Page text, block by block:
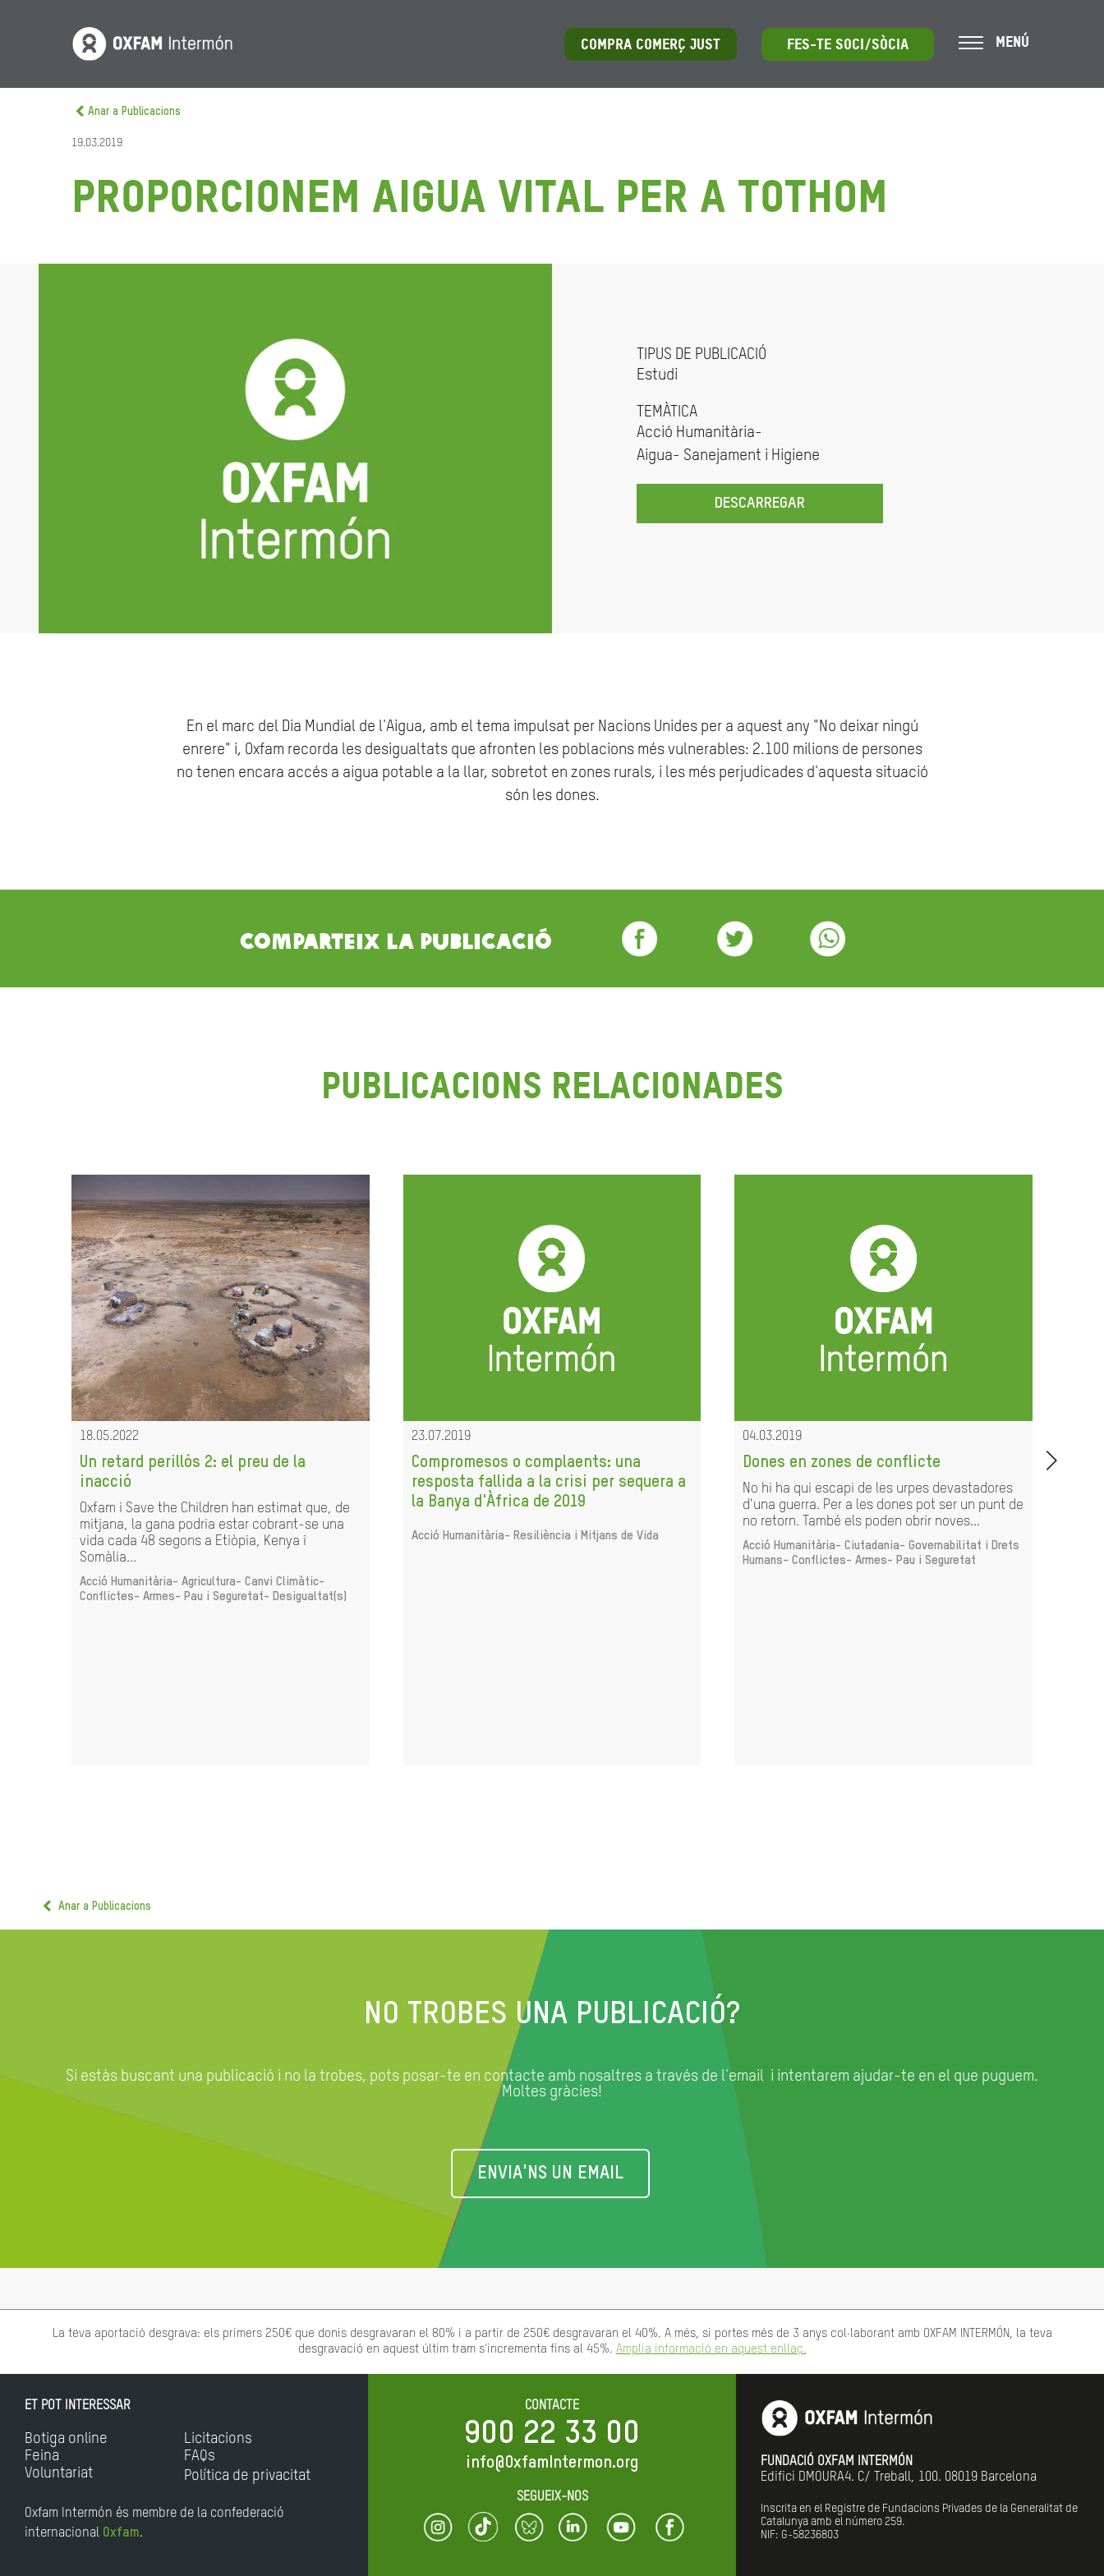
COMPRA COMERÇ JUST FES-TE SOCI/SÒCIA MENÚ
Anar a Publicacions
19.03.2019
Proporcionem aigua vital per a tothom
TIPUS DE PUBLICACIÓ
Estudi
TEMÀTICA
Acció Humanitària-
Aigua- Sanejament i Higiene
DESCARREGAR
En el marc del Dia Mundial de l'Aigua, amb el tema impulsat per Nacions Unides per a aquest any "No deixar ningú
enrere" i, Oxfam recorda les desigualtats que afronten les poblacions més vulnerables: 2.100 milions de persones
no tenen encara accés a aigua potable a la llar, sobretot en zones rurals, i les més perjudicades d'aquesta situació
són les dones.
Comparteix la publicació
Publicacions Relacionades
18.05.2022
Un retard perillós 2: el preu de la
inacció
Oxfam i Save the Children han estimat que, de
mitjana, la gana podria estar cobrant-se una
vida cada 48 segons a Etiòpia, Kenya i
Somàlia...
Acció Humanitària- Agricultura- Canvi Climàtic-
Conflictes- Armes- Pau i Seguretat- Desigualtat(s)
23.07.2019
Compromesos o complaents: una
resposta fallida a la crisi per sequera a
la Banya d'Àfrica de 2019
Acció Humanitària- Resiliència i Mitjans de Vida
04.03.2019
Dones en zones de conflicte
No hi ha qui escapi de les urpes devastadores
d'una guerra. Per a les dones pot ser un punt de
no retorn. També els poden obrir noves...
Acció Humanitària-Ciutadania- Governabilitat i Drets
Humans-Conflictes- Armes- Pau i Seguretat
Anar a Publicacions
NO TROBES UNA PUBLICACIÓ?
Si estàs buscant una publicació i no la trobes, pots posar-te en contacte amb nosaltres a través de l'email i intentarem ajudar-te en el que puguem.
Moltes gràcies!
ENVIA'NS UN EMAIL
La teva aportació desgrava: els primers 250€ que donis desgravaran el 80% i a partir de 250€ desgravaran el 40%. A més, si portes més de 3 anys col·laborant amb OXFAM INTERMÓN, la teva
desgravació en aquest últim tram s'incrementa fins al 45%. Amplia informació en aquest enllaç.
ET POT INTERESSAR
Botiga online
Feina
Voluntariat
Licitacions
FAQs
Política de privacitat
Oxfam Intermón és membre de la confederació
internacional Oxfam.
CONTACTE
900 22 33 00
info@OxfamIntermon.org
SEGUEIX-NOS
FUNDACIÓ OXFAM INTERMÓN
Edifici DMOURA4. C/ Treball, 100. 08019 Barcelona
Inscrita en el Registre de Fundacions Privades de la Generalitat de
Catalunya amb el número 259.
NIF: G-58236803